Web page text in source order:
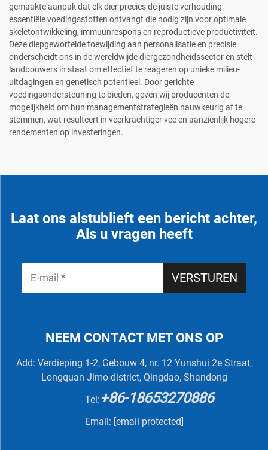
gemaakte aanpak dat elk dier precies de juiste verhouding
essentiële voedingsstoffen ontvangt die nodig zijn voor optimale
skeletontwikkeling, immuunrespons en reproductieve productiviteit.
Deze diepgewortelde toewijding aan personalisatie en precisie
onderscheidt ons in de wereldwijde diergezondheidssector en stelt
landbouwers in staat om effectief te reageren op unieke milieu-
uitdagingen en genetisch potentieel. Door gerichte
voedingsondersteuning te bieden, geven wij producenten de
mogelijkheid om hun managementstrategieën nauwkeurig af te
stemmen, wat resulteert in veerkrachtiger vee en aanzienlijk hogere
rendementen op investeringen.
Laat ons alstublieft een bericht achter,
Als u vragen heeft
VERSTUREN
NEEM CONTACT MET ONS OP
Add: Verdieping 1-2, Gebouw 4, nr. 12 Yunshui 2e Straat,
Longquan Jimo-district, Qingdao, Shandong
Tel:+86-18653270886
Email: [email protected]